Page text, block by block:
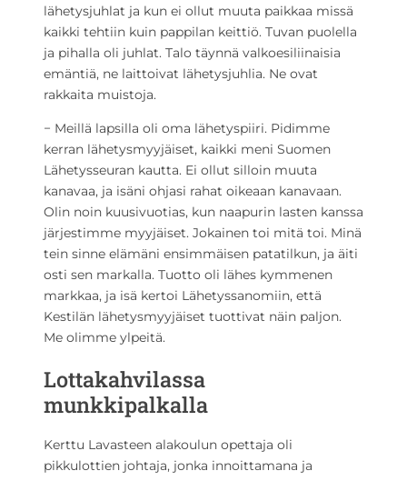
lähetysjuhlat ja kun ei ollut muuta paikkaa missä
kaikki tehtiin kuin pappilan keittiö. Tuvan puolella
ja pihalla oli juhlat. Talo täynnä valkoesiliinaisia
emäntiä, ne laittoivat lähetysjuhlia. Ne ovat
rakkaita muistoja.
− Meillä lapsilla oli oma lähetyspiiri. Pidimme
kerran lähetysmyyjäiset, kaikki meni Suomen
Lähetysseuran kautta. Ei ollut silloin muuta
kanavaa, ja isäni ohjasi rahat oikeaan kanavaan.
Olin noin kuusivuotias, kun naapurin lasten kanssa
järjestimme myyjäiset. Jokainen toi mitä toi. Minä
tein sinne elämäni ensimmäisen patatilkun, ja äiti
osti sen markalla. Tuotto oli lähes kymmenen
markkaa, ja isä kertoi Lähetyssanomiin, että
Kestilän lähetysmyyjäiset tuottivat näin paljon.
Me olimme ylpeitä.
Lottakahvilassa
munkkipalkalla
Kerttu Lavasteen alakoulun opettaja oli
pikkulottien johtaja, jonka innoittamana ja